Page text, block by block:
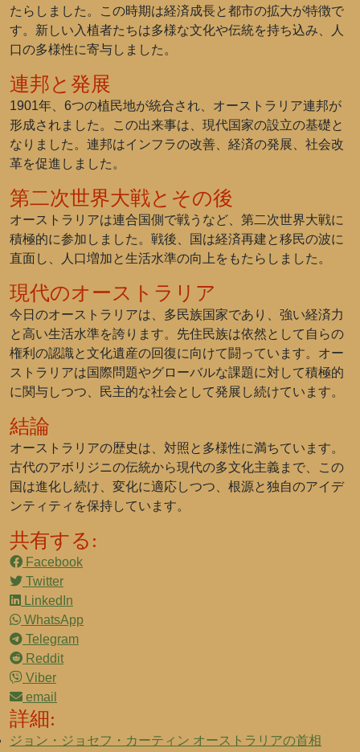
たらしました。この時期は経済成長と都市の拡大が特徴で
す。新しい入植者たちは多様な文化や伝統を持ち込み、人
口の多様性に寄与しました。
連邦と発展
1901年、6つの植民地が統合され、オーストラリア連邦が
形成されました。この出来事は、現代国家の設立の基礎と
なりました。連邦はインフラの改善、経済の発展、社会改
革を促進しました。
第二次世界大戦とその後
オーストラリアは連合国側で戦うなど、第二次世界大戦に
積極的に参加しました。戦後、国は経済再建と移民の波に
直面し、人口増加と生活水準の向上をもたらしました。
現代のオーストラリア
今日のオーストラリアは、多民族国家であり、強い経済力
と高い生活水準を誇ります。先住民族は依然として自らの
権利の認識と文化遺産の回復に向けて闘っています。オー
ストラリアは国際問題やグローバルな課題に対して積極的
に関与しつつ、民主的な社会として発展し続けています。
結論
オーストラリアの歴史は、対照と多様性に満ちています。
古代のアボリジニの伝統から現代の多文化主義まで、この
国は進化し続け、変化に適応しつつ、根源と独自のアイデ
ンティティを保持しています。
共有する:
Facebook
Twitter
LinkedIn
WhatsApp
Telegram
Reddit
Viber
email
詳細:
ジョン・ジョセフ・カーティン オーストラリアの首相